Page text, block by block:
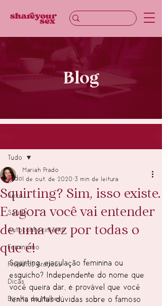
Blog
Tudo
Sexo
Saúde
Autoconhecimento
Feminismo
Produtos eróticos
Dicas
Direito da Mulher
Tudo
Squirting? Sim, isso existe.
E agora você vai entender
de uma vez por todas o
que é!
Mariah Prado
1 de out. de 2020 3 min de leitura
Squirting, ejaculação feminina ou
esguicho? Independente do nome que
você queira dar, é provável que você
tenha muitas dúvidas sobre o famoso